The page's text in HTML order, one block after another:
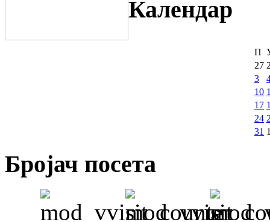
Календар
П
27
3
10
17
24
31
Бројач посета